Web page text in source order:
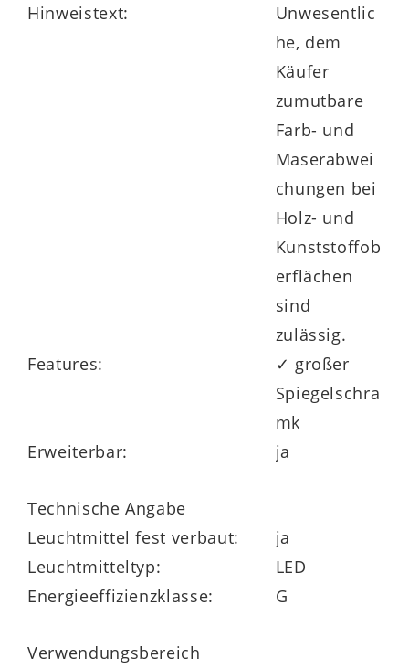
Hinweistext:
Unwesentlic
he, dem
Käufer
zumutbare
Farb- und
Maserabwei
chungen bei
Holz- und
Kunststoffob
erflächen
sind
zulässig.
Features:
✓ großer
Spiegelschra
mk
Erweiterbar:
ja
Technische Angabe
Leuchtmittel fest verbaut:
ja
Leuchtmitteltyp:
LED
Energieeffizienzklasse:
G
Verwendungsbereich